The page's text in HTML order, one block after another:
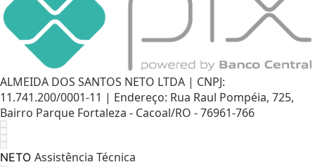
ALMEIDA DOS SANTOS NETO LTDA | CNPJ:
11.741.200/0001-11 | Endereço: Rua Raul Pompéia, 725,
Bairro Parque Fortaleza - Cacoal/RO - 76961-766
NETO Assistência Técnica